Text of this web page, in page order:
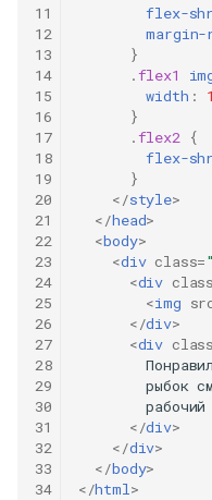
11
12
13
14
15
16
17
18
19
20
21
22
23
24
25
26
27
28
29
30
31
32
33
34
flex-
}
.flex1
width :
}
.flex2 {
flex-
}
</style>
</head>
<body>
<div class=
<div class
<img
</div>
<div class
рыбок
рабочий
</div>
</div>
</body>
</html>